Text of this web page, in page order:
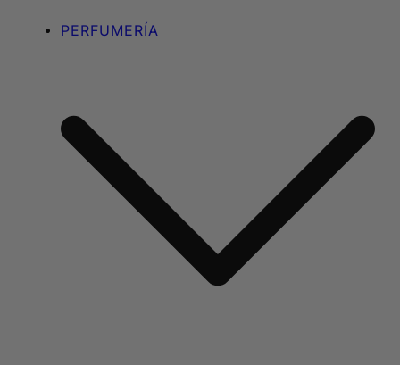
PERFUMERÍA